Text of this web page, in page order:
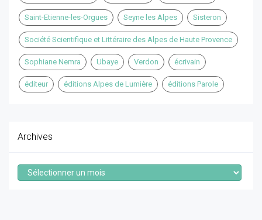
Saint-Etienne-les-Orgues Seyne les Alpes Sisteron
Société Scientifique et Littéraire des Alpes de Haute Provence
Sophiane Nemra Ubaye Verdon écrivain
éditeur éditions Alpes de Lumière éditions Parole
Archives
Archives